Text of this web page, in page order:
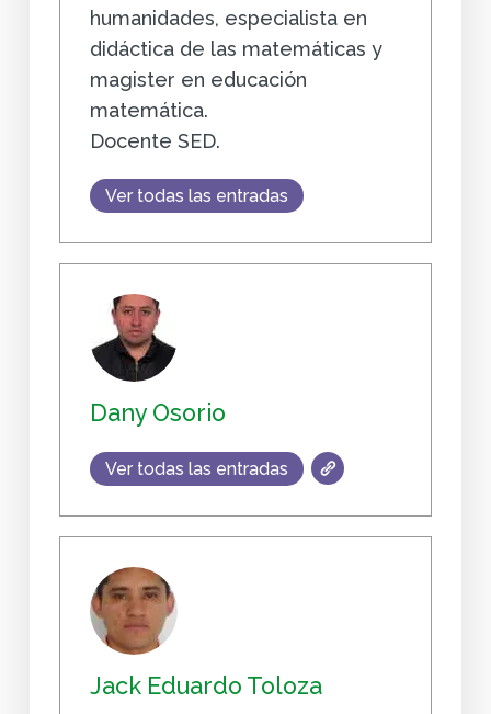
humanidades, especialista en
didáctica de las matemáticas y
magister en educación
matemática.
Docente SED.
Ver todas las entradas
Dany Osorio
Ver todas las entradas
Jack Eduardo Toloza